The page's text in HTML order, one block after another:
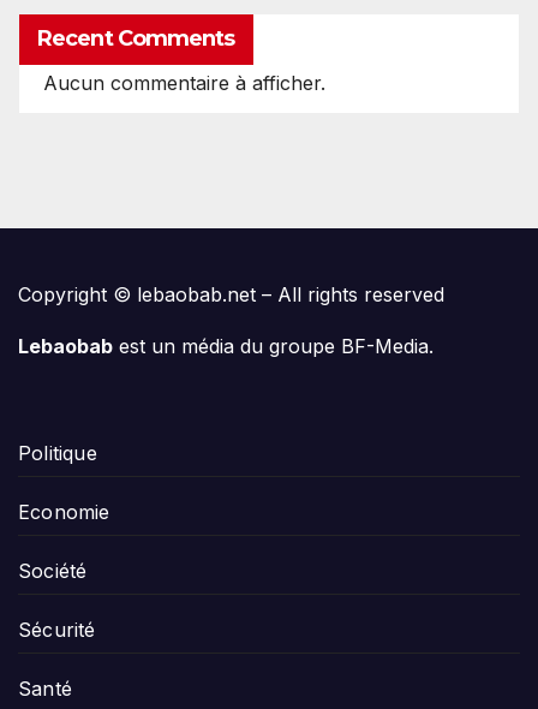
Recent Comments
Aucun commentaire à afficher.
Copyright © lebaobab.net – All rights reserved
Lebaobab est un média du groupe BF-Media.
Politique
Economie
Société
Sécurité
Santé